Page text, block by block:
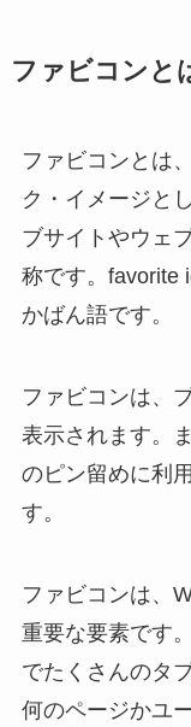
ファビコンと
ファビコンとは
ク・イメージと
ブサイトやウェ
称です。favorite
かばん語です。
ファビコンは、
表示されます。
のピン留めに利
す。
ファビコンは、
重要な要素です
でたくさんのタ
何のページかユ